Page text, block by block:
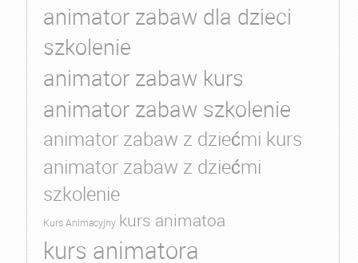
animator zabaw dla dzieci
szkolenie
animator zabaw kurs
animator zabaw szkolenie
animator zabaw z dziećmi kurs
animator zabaw z dziećmi
szkolenie
Kurs Animacyjny kurs animatoa
kurs animatora